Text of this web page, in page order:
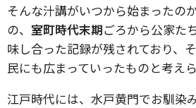
そんな汁講がいつから始まったの
の、 室町時代末期ごろから公家た
味し合った記録が残されており、
民にも広まっていったものと考えら
江戸時代には、水戸黄門でお馴染